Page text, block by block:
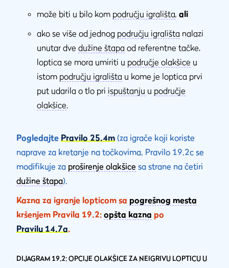
može biti u bilo kom području igrališta, ali
ako se više od jednog području igrališta nalazi
unutar dve dužine štapa od referentne tačke,
loptica se mora umiriti u područje olakšice u
istom području igrališta u kome je loptica prvi
put udarila o tlo pri ispuštanju u područje
olakšice.
Pogledajte Pravilo 25.4m (za igrače koji koriste
naprave za kretanje na točkovima, Pravilo 19.2c se
modifikuje za proširenje olakšice sa strane na četiri
dužine štapa).
Kazna za igranje lopticom sa pogrešnog mesta
kršenjem Pravila 19.2: opšta kazna po
Pravilu 14.7a.
DIJAGRAM 19.2: OPCIJE OLAKŠICE ZA NEIGRIVU LOPTICU U